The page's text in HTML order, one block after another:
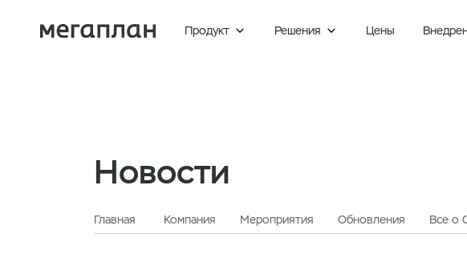
Продукт  Решения  Цены
Новости
Главная Компания Мероприятия Обновления Все о